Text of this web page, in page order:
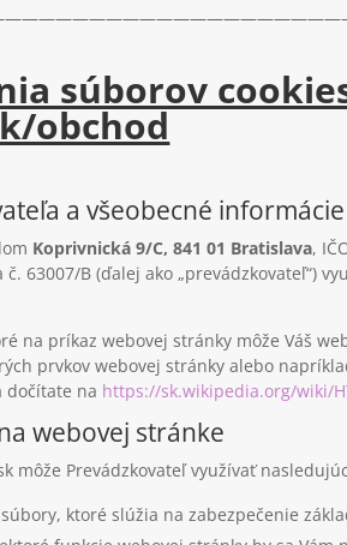
súborov
obchod
a všeobecné informácie
Koprivnická 9/C, 841 01 Bratislava,
63007/B (ďalej ako „prevádzkovateľ“)
na príkaz webovej stránky môže Váš
prvkov webovej stránky alebo
dočítate na https://sk.wikipedia.org/wiki/
webovej stránke
môže Prevádzkovateľ využívať
ktoré slúžia na zabezpečenie